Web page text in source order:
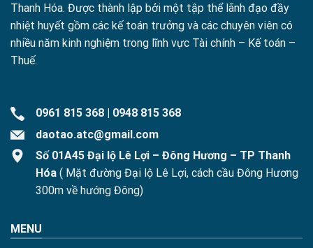
Thanh Hóa. Được thành lập bởi một tập thể lãnh đạo đầy
nhiệt huyết gồm các kế toán trưởng và các chuyên viên có
nhiều năm kinh nghiệm trong lĩnh vực Tài chính – Kế toán –
Thuế.
0961 815 368
0948 815 368
daotao.atc@gmail.com
Số 01A45 Đại lộ Lê Lợi – Đông Hương – TP Thanh
Hóa ( Mặt đường Đại lộ Lê Lợi, cách cầu Đông Hương
300m về hướng Đông)
MENU